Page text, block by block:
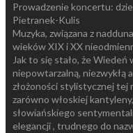
Prowadzenie koncertu:
Pietranek-Kulis
Muzyka, związana z
wieków XIX i XX
Jak to się stało, że
niepowtarzalną, niezwykłą
złożoności stylistycznej tej
zarówno włoskiej
słowiańskiego
elegancji , trudnego do